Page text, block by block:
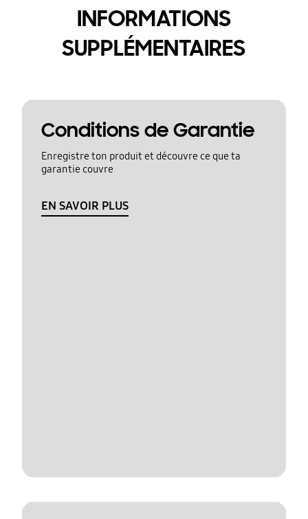
INFORMATIONS
SUPPLÉMENTAIRES
Conditions de Garantie
Enregistre ton produit et découvre ce que ta
garantie couvre
EN SAVOIR PLUS